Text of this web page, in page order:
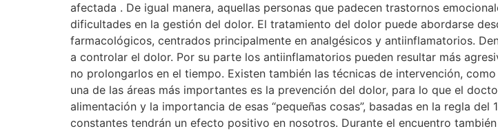
afectada . De igual manera, aquellas personas que padecen trastornos
dificultades en la gestión del dolor. El tratamiento del dolor puede abordarse
farmacológicos, centrados principalmente en analgésicos y antiinflamatorios.
a controlar el dolor. Por su parte los antiinflamatorios pueden resultar más
no prolongarlos en el tiempo. Existen también las técnicas de intervención,
una de las áreas más importantes es la prevención del dolor, para lo que el
alimentación y la importancia de esas “pequeñas cosas”, basadas en la regla
constantes tendrán un efecto positivo en nosotros. Durante el encuentro